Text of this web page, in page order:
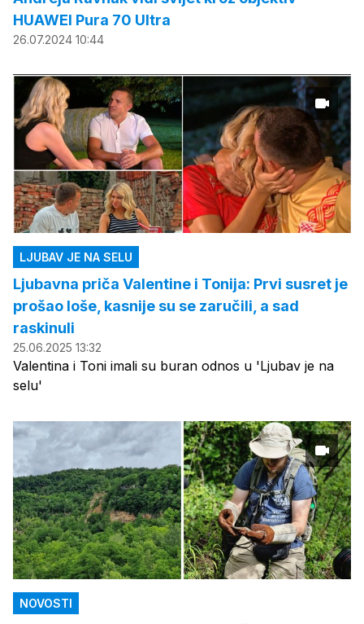
HUAWEI Pura 70 Ultra
26.07.2024 10:44
LJUBAV JE NA SELU
Ljubavna priča Valentine i Tonija: Prvi susret je
prošao loše, kasnije su se zaručili, a sad
raskinuli
25.06.2025 13:32
Valentina i Toni imali su buran odnos u 'Ljubav je na
selu'
NOVOSTI